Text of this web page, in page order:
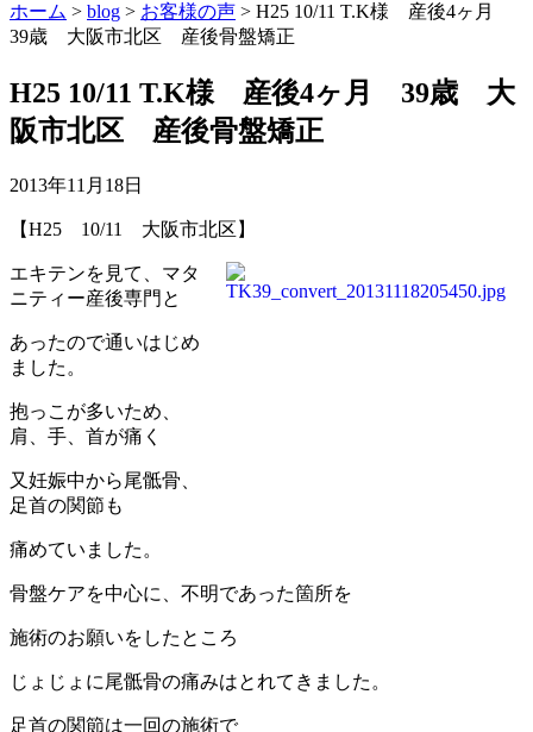
ホーム > blog > お客様の声 > H25 10/11 T.K様 産後4ヶ月
39歳 大阪市北区 産後骨盤矯正
H25 10/11 T.K様 産後4ヶ月 39歳 大
阪市北区 産後骨盤矯正
2013年11月18日
【H25 10/11 大阪市北区】
エキテンを見て、マタ
ニティー産後専門と
あったので通いはじめ
ました。
抱っこが多いため、
肩、手、首が痛く
又妊娠中から尾骶骨、
足首の関節も
痛めていました。
骨盤ケアを中心に、不明であった箇所を
施術のお願いをしたところ
じょじょに尾骶骨の痛みはとれてきました。
足首の関節は一回の施術で